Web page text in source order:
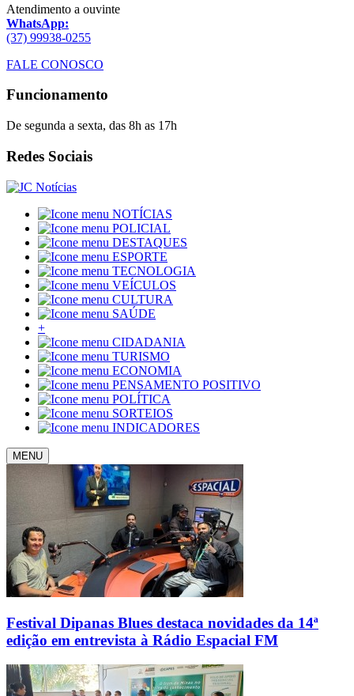
Atendimento a ouvinte
WhatsApp:
(37) 99938-0255
FALE CONOSCO
Funcionamento
De segunda a sexta, das 8h as 17h
Redes Sociais
NOTÍCIAS
POLICIAL
DESTAQUES
ESPORTE
TECNOLOGIA
VEÍCULOS
CULTURA
SAÚDE
+
CIDADANIA
TURISMO
ECONOMIA
PENSAMENTO POSITIVO
POLÍTICA
SORTEIOS
INDICADORES
MENU
Festival Dipanas Blues destaca novidades da 14ª
edição em entrevista à Rádio Espacial FM